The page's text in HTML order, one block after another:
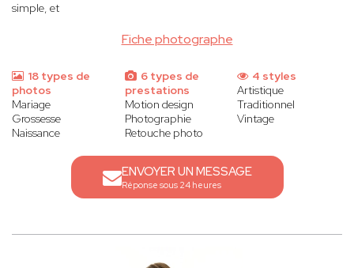
Fiche photographe
simple, et
18 types de
photos
Mariage
Grossesse
Naissance
6 types de
prestations
Motion design
Photographie
Retouche photo
4 styles
Artistique
Traditionnel
Vintage
ENVOYER UN MESSAGE
Réponse sous 24 heures